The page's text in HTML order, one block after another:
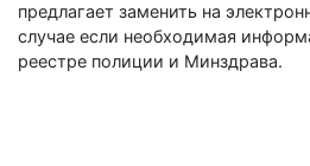
предлагает заменить на
случае если необходимая
реестре полиции и Минздрава.